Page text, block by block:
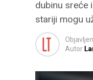
dubinu sreće
stariji mogu
Autor